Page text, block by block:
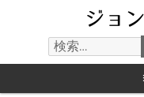
検
索: